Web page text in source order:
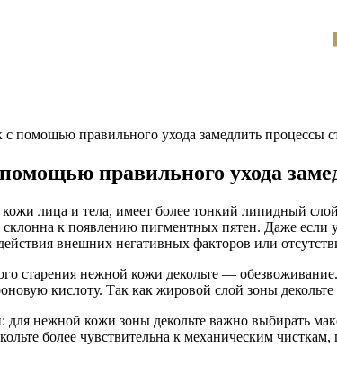
с помощью правильного ухода замедлить процессы
правильного ухода
лица и тела, имеет более тонкий липидный
склонна к появлению пигментных пятен. Даже
внешних негативных факторов или
старения нежной кожи декольте —
кислоту. Так как жировой слой зоны
для нежной кожи зоны декольте важно выбирать
более чувствительна к механическим